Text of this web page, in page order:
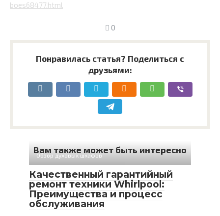
boes68477.html
0
Понравилась статья? Поделиться с
друзьями:
Вам также может быть интересно
Обзор духовых шкафов
Качественный гарантийный
ремонт техники Whirlpool:
Преимущества и процесс
обслуживания